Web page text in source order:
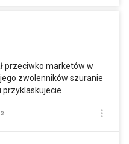
przeciwko marketów w
zwolenników szuranie
przyklaskujecie